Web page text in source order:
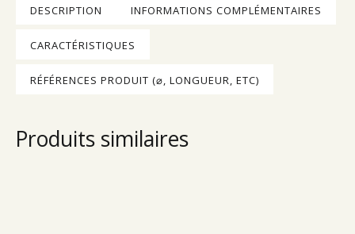
DESCRIPTION INFORMATIONS COMPLÉMENTAIRES
CARACTÉRISTIQUES
RÉFÉRENCES PRODUIT (⌀, LONGUEUR, ETC)
Produits similaires